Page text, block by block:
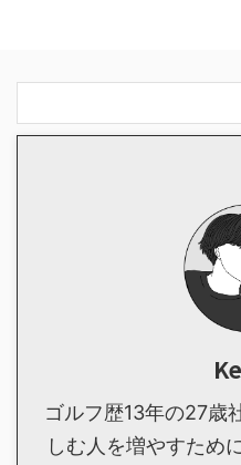
ゴルフ歴13年の27歳
しむ人を増やすため